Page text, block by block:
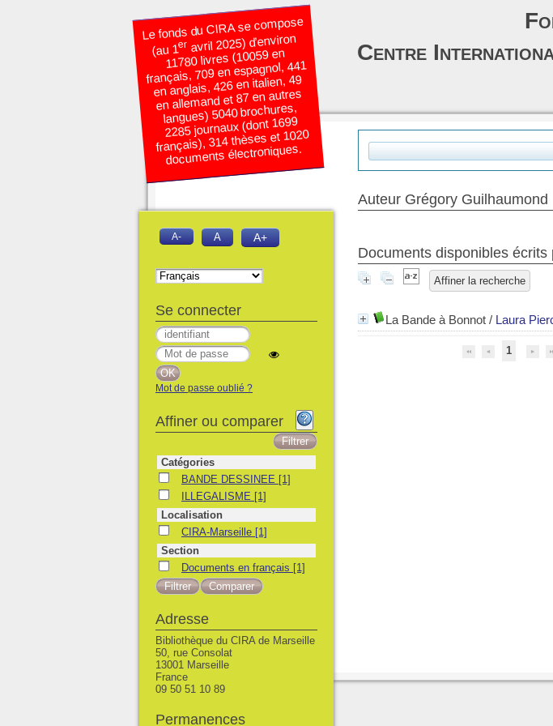
Auteur Grégory Guilhaumond
Documents disponibles écrits
Affiner la recherche
La Bande à Bonnot / Laura
1
Le fonds du CIRA se compose
(au 1eravril 2025) d’environ
11780 livres (10059 en
français, 709 en espagnol, 441
en anglais, 426 en italien, 49
en allemand et 87 en autres
langues) 5040 brochures,
2285 journaux (dont 1699
français), 314 thèses et 1020
documents électroniques.
Centre
A- A A+
Se connecter
Mot de passe oublié ?
Affiner ou comparer
Catégories
BANDE DESSINEE
BANDE DESSINEE [1]
ILLEGALISME
ILLEGALISME [1]
Localisation
CIRA-Marseille
CIRA-Marseille [1]
Section
Documents en français
Documents en français [1]
Adresse
Bibliothèque du CIRA de Marseille
50, rue Consolat
13001 Marseille
France
09 50 51 10 89
Permanences